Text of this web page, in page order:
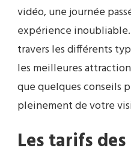
vidéo, une journée
expérience
travers les différents
les meilleures
que quelques conseils
pleinement de votre
Les tarifs